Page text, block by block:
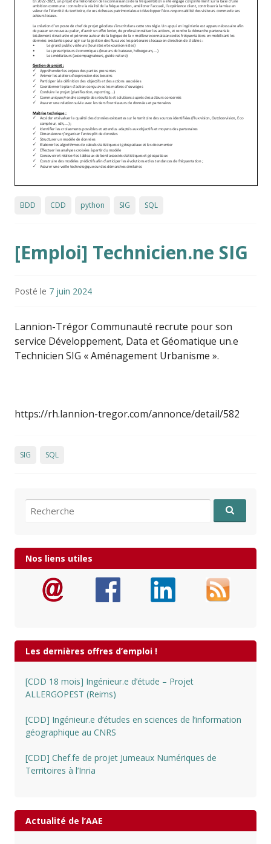
BDD CDD python SIG SQL
[Emploi] Technicien.ne SIG
Posté le 7 juin 2024
Lannion-Trégor Communauté recrute pour son
service Développement, Data et Géomatique un.e
Technicien SIG « Aménagement Urbanisme ».
https://rh.lannion-tregor.com/annonce/detail/582
SIG SQL
Recherche pour:
Nos liens utiles
Les dernières offres d’emploi !
[CDD 18 mois] Ingénieur.e d’étude – Projet
ALLERGOPEST (Reims)
[CDD] Ingénieur.e d’études en sciences de l’information
géographique au CNRS
[CDD] Chef.fe de projet Jumeaux Numériques de
Territoires à l’Inria
Actualité de l’AAE